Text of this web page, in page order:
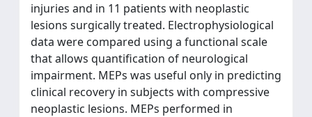
injuries and in 11 patients with neoplastic
lesions surgically treated. Electrophysiological
data were compared using a functional scale
that allows quantification of neurological
impairment. MEPs was useful only in predicting
clinical recovery in subjects with compressive
neoplastic lesions. MEPs performed in